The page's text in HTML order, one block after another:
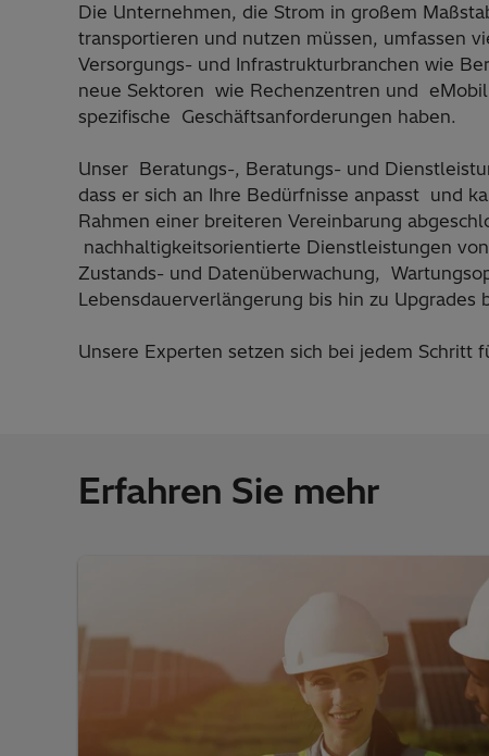
Die Unternehmen, die Strom in großem
transportieren und nutzen müssen, umfassen
Versorgungs- und Infrastrukturbranchen wie
neue Sektoren wie Rechenzentren und
spezifische Geschäftsanforderungen haben.
Unser Beratungs-, Beratungs- und
dass er sich an Ihre Bedürfnisse anpasst und
Rahmen einer breiteren Vereinbarung
nachhaltigkeitsorientierte Dienstleistungen
Zustands- und Datenüberwachung,
Lebensdauerverlängerung bis hin zu Upgrades
Unsere Experten setzen sich bei jedem Schritt
Erfahren Sie mehr